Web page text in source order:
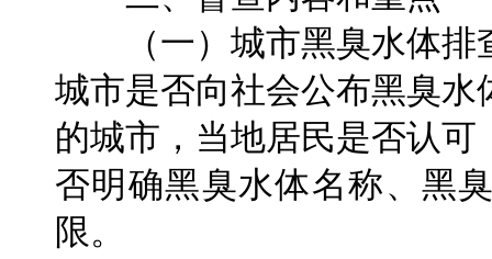
（一）城市黑臭水体排
城市是否向社会公布黑臭
的城市，当地居民是否认
否明确黑臭水体名称、黑
限。